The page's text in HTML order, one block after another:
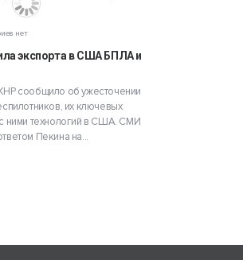
нет
экспорта в США БПЛА и
сообщило об ужесточении
их ключевых
ними технологий в США. СМИ
Пекина на...